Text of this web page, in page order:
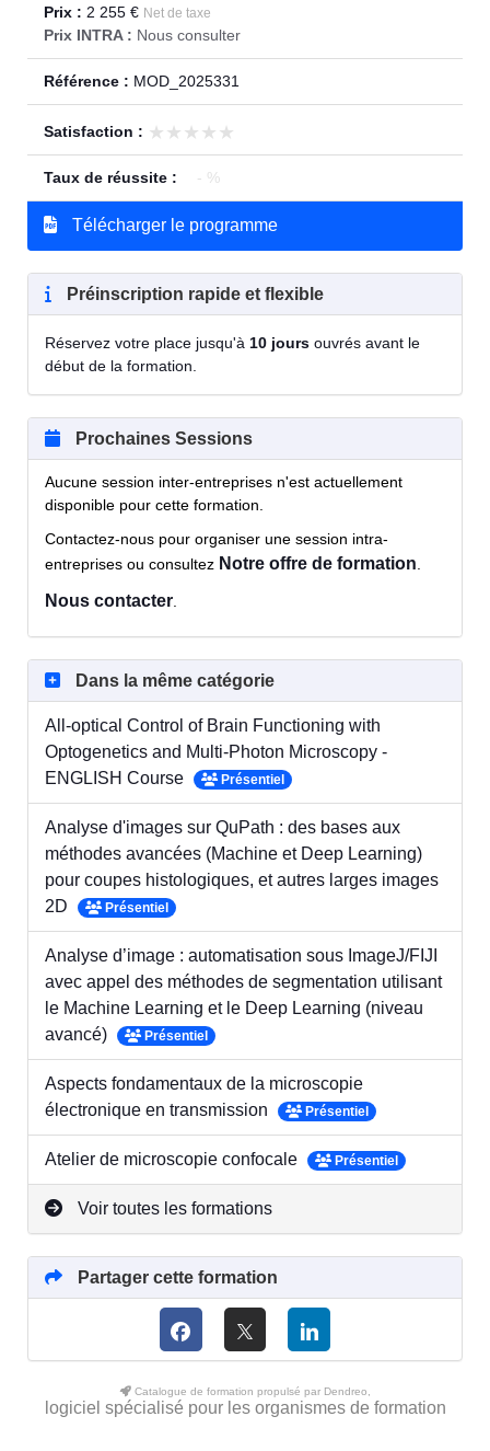
Prix : 2 255 € Net de taxe
Prix INTRA : Nous consulter
Référence : MOD_2025331
Satisfaction : ★★★★★
★★★★★
Taux de réussite : - %
Télécharger le programme
Préinscription rapide et flexible
Réservez votre place jusqu'à 10 jours ouvrés avant le
début de la formation.
Prochaines Sessions
Aucune session inter-entreprises n'est actuellement
disponible pour cette formation.
Contactez-nous pour organiser une session intra-
entreprises ou consultez Notre offre de formation
Nous contacter
Dans la même catégorie
All-optical Control of Brain Functioning with
Optogenetics and Multi-Photon Microscopy -
ENGLISH Course
Présentiel
Analyse d'images sur QuPath : des bases aux
méthodes avancées (Machine et Deep Learning)
pour coupes histologiques, et autres larges images
2D
Présentiel
Analyse d’image : automatisation sous ImageJ/FIJI
avec appel des méthodes de segmentation utilisant
le Machine Learning et le Deep Learning (niveau
avancé)
Présentiel
Aspects fondamentaux de la microscopie
électronique en transmission
Présentiel
Atelier de microscopie confocale Présentiel
Voir toutes les formations
Partager cette formation
Catalogue de formation propulsé par Dendreo,
logiciel spécialisé pour les organismes de formation